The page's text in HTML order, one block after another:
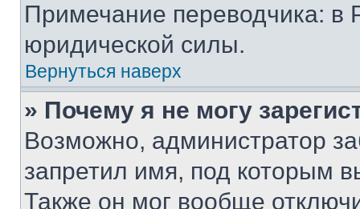
Примечание переводчика: в
юридической силы.
Вернуться наверх
» Почему я не могу
Возможно, администратор
запретил имя, под которым
Также он мог вообще